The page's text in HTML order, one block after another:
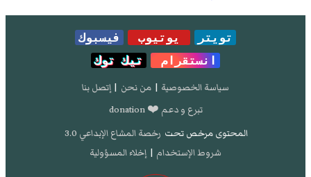
تويتر يوتيوب
فيسبوك
انستقرام
تيك توك
سياسة الخصوصية | من نحن | إتصل بنا
تبرع و دعم ❤️ donation
المحتوى مرخص تحت رخصة المشاع الإبداعي 3.0
شروط الإستخدام | إخلاء المسؤولية